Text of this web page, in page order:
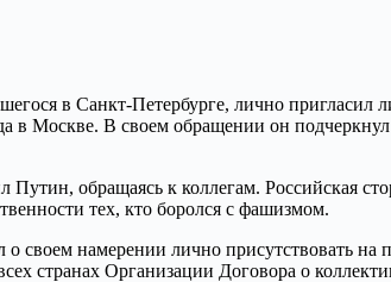
в Санкт-Петербурге, лично пригласил
Москве. В своем обращении он
обращаясь к коллегам. Российская
тех, кто боролся с фашизмом.
намерении лично присутствовать на
странах Организации Договора о